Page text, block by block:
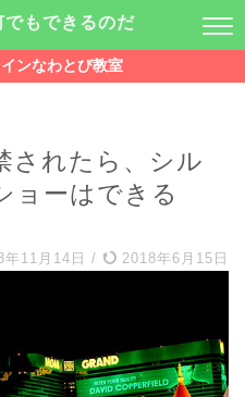
もできるのだ
ンなわとび教室
されたら、シル
ョーはできる
年11月14日 / 2018年6月15日